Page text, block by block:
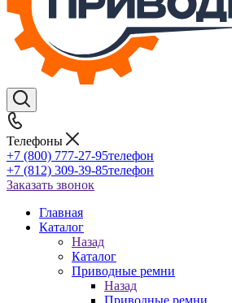
Телефоны
+7 (800) 777-27-95телефон
+7 (812) 309-39-85телефон
Заказать звонок
Главная
Каталог
Назад
Каталог
Приводные ремни
Назад
Приводные ремни